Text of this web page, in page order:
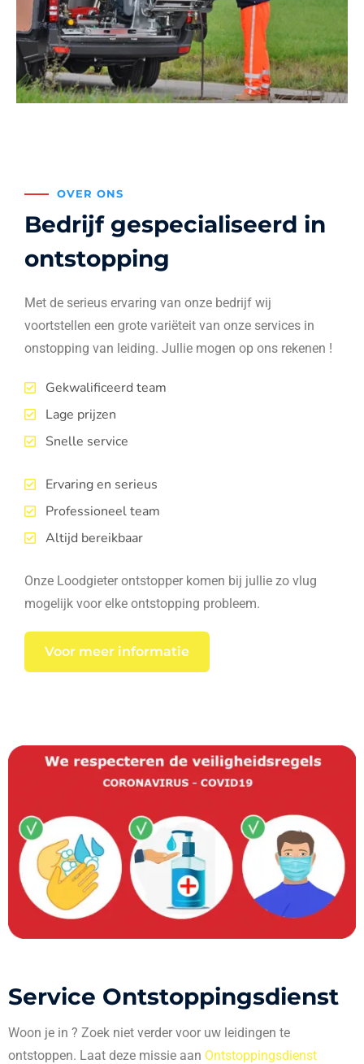
OVER ONS
Bedrijf gespecialiseerd in
ontstopping
Met de serieus ervaring van onze bedrijf wij
voortstellen een grote variëteit van onze services in
onstopping van leiding. Jullie mogen op ons rekenen !
Gekwalificeerd team
Lage prijzen
Snelle service
Ervaring en serieus
Professioneel team
Altijd bereikbaar
Onze Loodgieter ontstopper komen bij jullie zo vlug
mogelijk voor elke ontstopping probleem.
Voor meer informatie
Service Ontstoppingsdienst
Woon je in ? Zoek niet verder voor uw leidingen te
ontstoppen. Laat deze missie aan Ontstoppingsdienst